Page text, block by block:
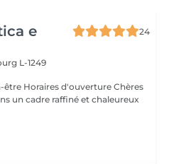
e
24
L-1249
être Horaires d'ouverture Chères
un cadre raffiné et chaleureux